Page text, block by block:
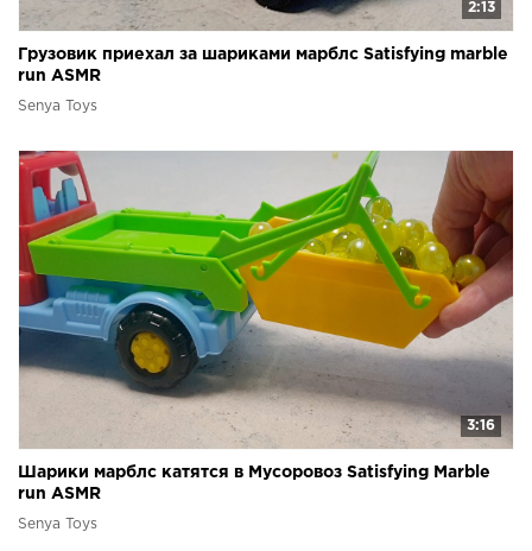
2:13
Грузовик приехал за шариками марблс Satisfying marble
run ASMR
Senya Toys
3:16
Шарики марблс катятся в Мусоровоз Satisfying Marble
run ASMR
Senya Toys